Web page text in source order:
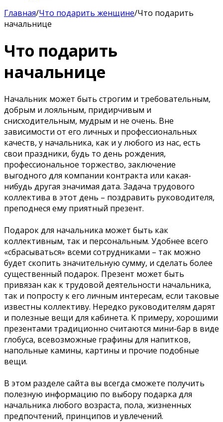
Главная/Что подарить женщине/Что подарить
начальнице
Что подарить
начальнице
Начальник может быть строгим и требовательным,
добрым и лояльным, придирчивым и
снисходительным, мудрым и не очень. Вне
зависимости от его личных и профессиональных
качеств, у начальника, как и у любого из нас, есть
свои праздники, будь то день рождения,
профессиональное торжество, заключение
выгодного для компании контракта или какая-
нибудь другая значимая дата. Задача трудового
коллектива в этот день – поздравить руководителя,
преподнеся ему приятный презент.
Подарок для начальника может быть как
коллективным, так и персональным. Удобнее всего
«сбрасываться» всеми сотрудниками – так можно
будет скопить значительную сумму, и сделать более
существенный подарок. Презент может быть
привязан как к трудовой деятельности начальника,
так и попросту к его личным интересам, если таковые
известны коллективу. Нередко руководителям дарят
и полезные вещи для кабинета. К примеру, хорошими
презентами традиционно считаются мини-бар в виде
глобуса, всевозможные графины для напитков,
напольные камины, картины и прочие подобные
вещи.
В этом разделе сайта вы всегда сможете получить
полезную информацию по выбору подарка для
начальника любого возраста, пола, жизненных
предпочтений, принципов и увлечений.